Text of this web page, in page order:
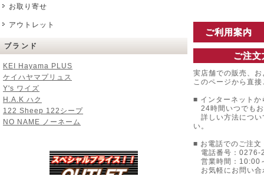
お取り寄せ
アウトレット
ブランド
KEI Hayama PLUS
ケイハヤマプリュス
Y's ワイズ
H.A.K ハク
122 Sheep 122シープ
NO NAME ノーネーム
ご利用案内
ご注
実店舗での販売、
このページから直
■ インターネットか
24時間いつでも
詳しい方法につい
い。
■ お電話でのご注文
電話番号：0276-
営業時間：10:00
お気軽にお問い合